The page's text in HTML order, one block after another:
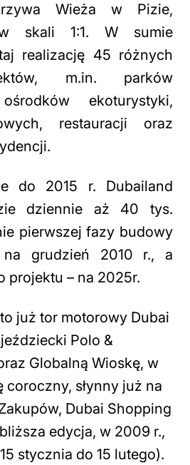
Wieża w Pizie,
w skali 1:1. W sumie
realizację 45 różnych
m.in. parków
ekoturystyki,
restauracji oraz
do 2015 r. Dubailand
dziennie aż 40 tys.
pierwszej fazy budowy
na grudzień 2010 r., a
projektu – na 2025r.
już tor motorowy Dubai
Polo &
Globalną Wioskę, w
coroczny, słynny już na
Dubai Shopping
edycja, w 2009 r.,
stycznia do 15 lutego).